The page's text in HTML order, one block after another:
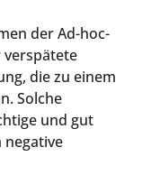
der Ad-hoc-
die zu einem
Solche
und gut